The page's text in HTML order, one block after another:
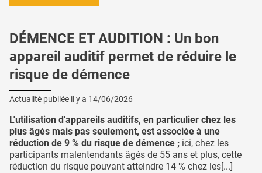
DÉMENCE ET AUDITION : Un bon
appareil auditif permet de réduire le
risque de démence
Actualité publiée il y a 14/06/2026
L'utilisation d'appareils auditifs, en particulier chez les
plus âgés mais pas seulement, est associée à une
réduction de 9 % du risque de démence ; ici, chez les
participants malentendants âgés de 55 ans et plus, cette
réduction du risque pouvant atteindre 14 % chez les[...]